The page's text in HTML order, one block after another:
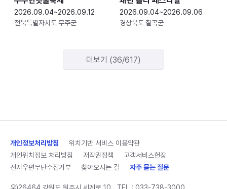
2026.09.04~2026.09.12
전북특별자치도 무주군
2026.09.04~2026.09.06
경상북도 칠곡군
더보기 (36/617)
개인정보처리방침
위치기반 서비스 이용약관
개인위치정보 처리방침
저작권정책
고객서비스헌장
전자우편무단수집거부
찾아오시는 길 자주 묻는 질문